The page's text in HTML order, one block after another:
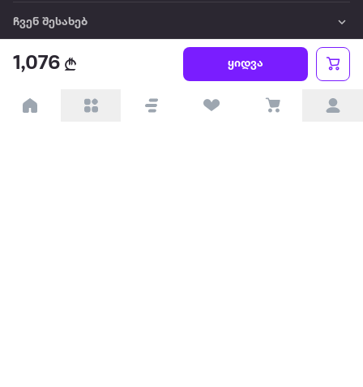
1,076 ყიდვა
ჩვენ შესახებ
წესები და პირობები
პარტნიორებისთვის